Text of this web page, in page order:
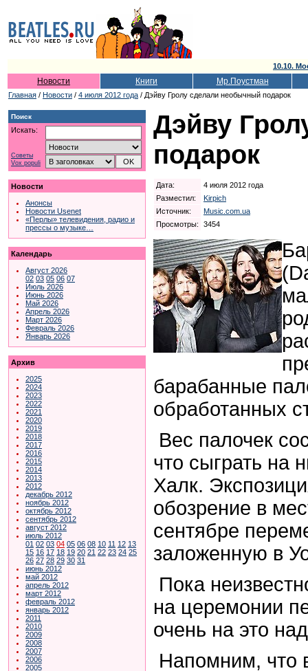
10.10.
Новости Книги Мр.Поустман
Главная / Новости / 4 июля 2012 года / Дэйву Гролу сделали необычный подарок
Поиск
Искать:
Советы
Vox populi
Новости
Анонсы
Новости Usenet
«Перлы» телевидения, радио и
прессы о музыке…
Календарь
Август 2026
02 03 05 06 07
Июль 2026
Июнь 2026
Май 2026
Апрель 2026
Март 2026
Февраль 2026
Январь 2026
Архив
2025
2024
2023
2022
2021
2020
2019
2018
2017
2016
2015
2014
2013
2012
декабрь 2012
ноябрь 2012
октябрь 2012
сентябрь 2012
август 2012
июль 2012
01 02 03 04 05 06 08 10 11 12 13
15 16 17 18 19 20 21 22 23 24 25
26 27 28 29 30 31
июнь 2012
май 2012
апрель 2012
март 2012
февраль 2012
январь 2012
2011
2010
2009
2008
2007
2006
2005
Дэйву
подарок
Дата:
4 июля 2012 года
Разместил:
Kirpich
Источник:
Music.com.ua
Просмотры:
3454
барабанные
обработанных
Вес палочек
что сыграть на
Халк.
обозрение в
сентябре
заложенную в
Пока
на церемонии
очень на это
Напомним, что